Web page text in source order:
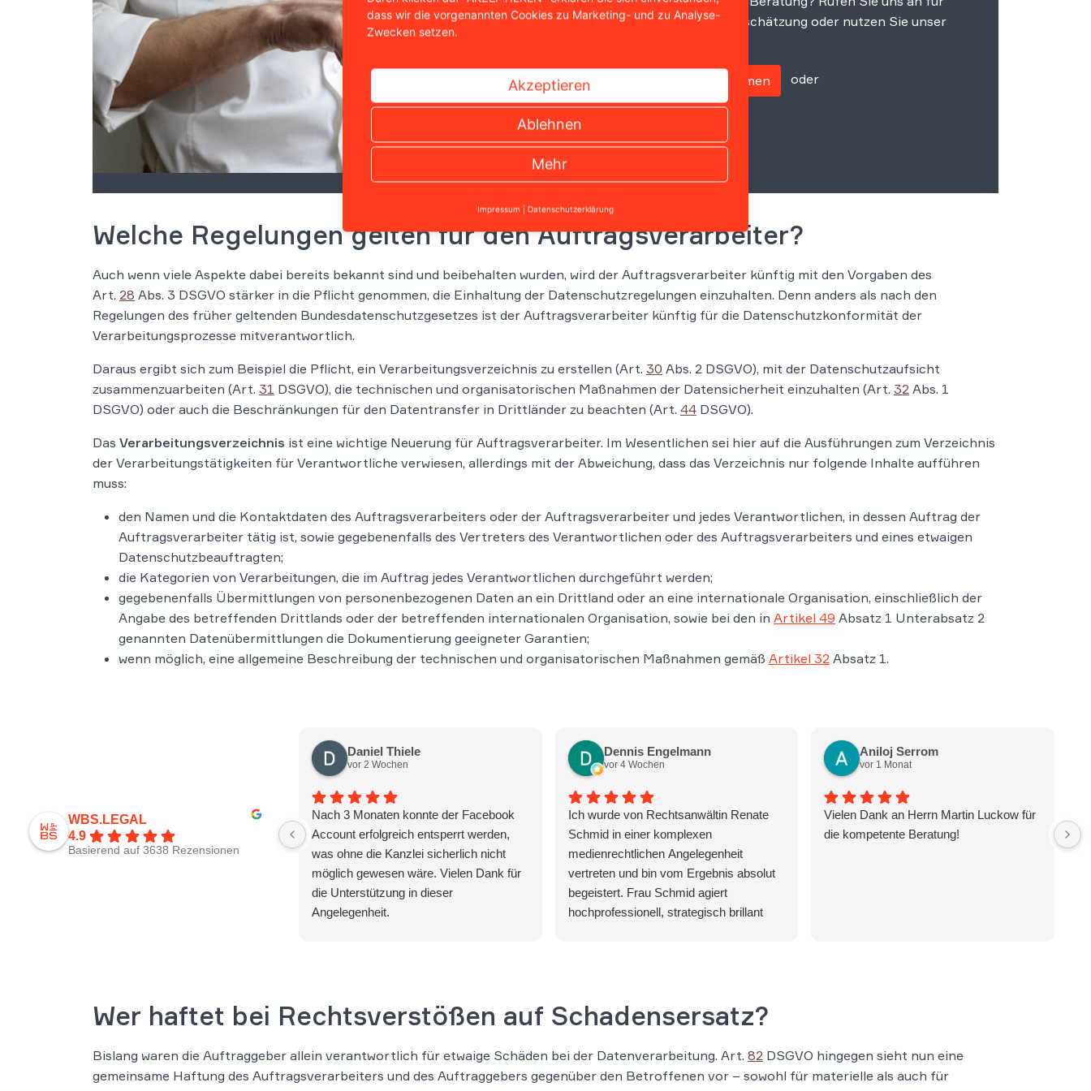
eine kostenlose Ersteinschätzung oder nutzen Sie unser
Jetzt Kontakt aufnehmen oder
Welche Regelungen gelten für den Auftragsverarbeiter?
Auch wenn viele Aspekte dabei bereits bekannt sind und beibehalten wurden, wird der Auftragsverarbeiter künftig mit den Vorgaben des
Art. 28 Abs. 3 DSGVO stärker in die Pflicht genommen, die Einhaltung der Datenschutzregelungen einzuhalten. Denn anders als nach den
Regelungen des früher geltenden Bundesdatenschutzgesetzes ist der Auftragsverarbeiter künftig für die Datenschutzkonformität der
Verarbeitungsprozesse mitverantwortlich.
Daraus ergibt sich zum Beispiel die Pflicht, ein Verarbeitungsverzeichnis zu erstellen (Art. 30 Abs. 2 DSGVO), mit der Datenschutzaufsicht
zusammenzuarbeiten (Art. 31 DSGVO), die technischen und organisatorischen Maßnahmen der Datensicherheit einzuhalten (Art. 32 Abs. 1
DSGVO) oder auch die Beschränkungen für den Datentransfer in Drittländer zu beachten (Art. 44 DSGVO).
Das Verarbeitungsverzeichnis ist eine wichtige Neuerung für Auftragsverarbeiter. Im Wesentlichen sei hier auf die Ausführungen zum Verzeichnis
der Verarbeitungstätigkeiten für Verantwortliche verwiesen, allerdings mit der Abweichung, dass das Verzeichnis nur folgende Inhalte aufführen
muss:
den Namen und die Kontaktdaten des Auftragsverarbeiters oder der Auftragsverarbeiter und jedes Verantwortlichen, in dessen Auftrag der
Auftragsverarbeiter tätig ist, sowie gegebenenfalls des Vertreters des Verantwortlichen oder des Auftragsverarbeiters und eines etwaigen
Datenschutzbeauftragten;
die Kategorien von Verarbeitungen, die im Auftrag jedes Verantwortlichen durchgeführt werden;
gegebenenfalls Übermittlungen von personenbezogenen Daten an ein Drittland oder an eine internationale Organisation, einschließlich der
Angabe des betreffenden Drittlands oder der betreffenden internationalen Organisation, sowie bei den in Artikel 49 Absatz 1 Unterabsatz 2
genannten Datenübermittlungen die Dokumentierung geeigneter Garantien;
wenn möglich, eine allgemeine Beschreibung der technischen und organisatorischen Maßnahmen gemäß Artikel 32 Absatz 1.
WBS.LEGAL
4.9
Basierend auf 3638 Rezensionen
Daniel Thiele
vor 2 Wochen
Nach 3 Monaten konnte der Facebook
Account erfolgreich entsperrt werden,
was ohne die Kanzlei sicherlich nicht
möglich gewesen wäre. Vielen Dank für
die Unterstützung in dieser
Angelegenheit.
Dennis Engelmann
vor 4 Wochen
Ich wurde von Rechtsanwältin Renate
Schmid in einer komplexen
medienrechtlichen Angelegenheit
vertreten und bin vom Ergebnis absolut
begeistert. Frau Schmid agiert
hochprofessionell, strategisch brillant
Gegenseite komplett abgewehrt und ein
fantastisches Ergebnis erzielt werden.
Wer eine Kanzlei sucht, die
Aniloj Serrom
vor 1 Monat
Vielen Dank an Herrn Martin Luckow für
die kompetente Beratung!
Wer haftet bei Rechtsverstößen auf Schadensersatz?
Bislang waren die Auftraggeber allein verantwortlich für etwaige Schäden bei der Datenverarbeitung. Art. 82 DSGVO hingegen sieht nun eine
gemeinsame Haftung des Auftragsverarbeiters und des Auftraggebers gegenüber den Betroffenen vor – sowohl für materielle als auch für
dass wir die vorgenannten Cookies zu Marketing- und zu Analyse-
Zwecken setzen.
Akzeptieren
Ablehnen
Mehr
Impressum Datenschutzerklärung